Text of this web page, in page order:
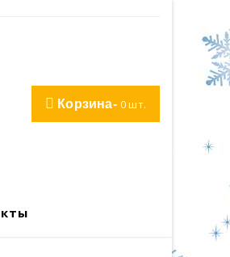
Корзина- 0шт.